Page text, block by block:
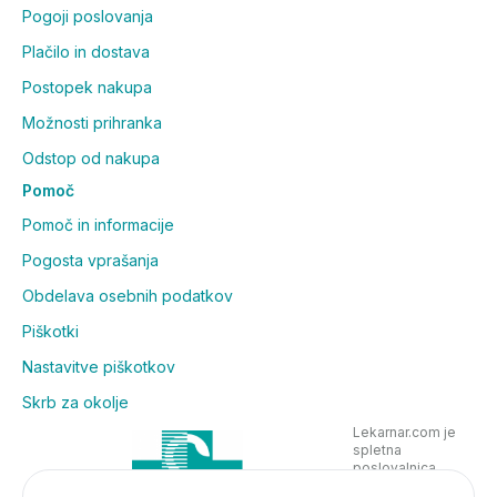
Pogoji poslovanja
Plačilo in dostava
Postopek nakupa
Možnosti prihranka
Odstop od nakupa
Pomoč
Pomoč in informacije
Pogosta vprašanja
Obdelava osebnih podatkov
Piškotki
Nastavitve piškotkov
Skrb za okolje
Lekarnar.com je
spletna
poslovalnica